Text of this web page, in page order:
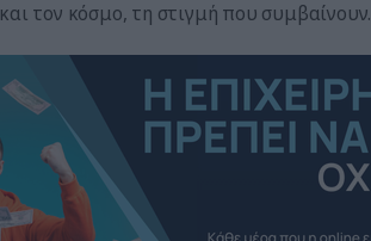
και τον κόσμο, τη στιγμή που συμβαίνουν.